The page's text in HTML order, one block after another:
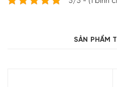
SẢN PHẨM